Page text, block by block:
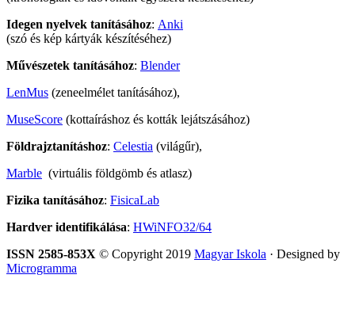
Idegen nyelvek tanításához: Anki
(szó és kép kártyák készítéséhez)
Művészetek tanításához: Blender
LenMus (zeneelmélet tanításához),
MuseScore (kottaíráshoz és kották lejátszásához)
Földrajztanításhoz: Celestia (világűr),
Marble (virtuális földgömb és atlasz)
Fizika tanításához: FisicaLab
Hardver identifikálása: HWiNFO32/64
ISSN 2585-853X © Copyright 2019 Magyar Iskola · Designed by
Microgramma